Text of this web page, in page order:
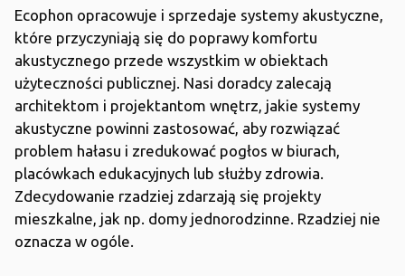
Ecophon opracowuje i sprzedaje systemy akustyczne,
które przyczyniają się do poprawy komfortu
akustycznego przede wszystkim w obiektach
użyteczności publicznej. Nasi doradcy zalecają
architektom i projektantom wnętrz, jakie systemy
akustyczne powinni zastosować, aby rozwiązać
problem hałasu i zredukować pogłos w biurach,
placówkach edukacyjnych lub służby zdrowia.
Zdecydowanie rzadziej zdarzają się projekty
mieszkalne, jak np. domy jednorodzinne. Rzadziej nie
oznacza w ogóle.